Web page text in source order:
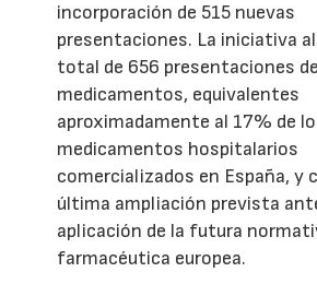
incorporación de 515 nuevas
presentaciones. La iniciativa
total de 656 presentaciones de
medicamentos, equivalentes
aproximadamente al 17% de
medicamentos hospitalarios
comercializados en España, y
última ampliación prevista
aplicación de la futura
farmacéutica europea.